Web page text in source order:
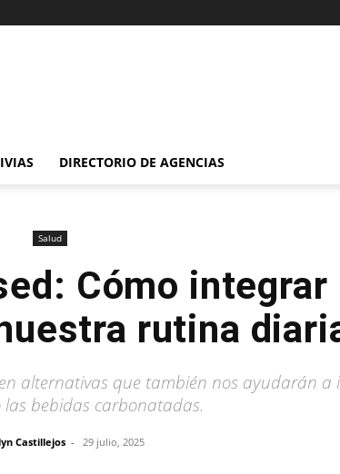
DIRECTORIO DE AGENCIAS
Salud
Cómo integrar
rutina
alternativas que también nos ayudarán a
las bebidas carbonatadas.
Castillejos - 29 julio, 2025